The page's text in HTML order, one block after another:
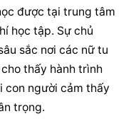
được tại trung tâm
học tập. Sự chủ
sắc nơi các nữ tu
con người cảm thấy
trọng.